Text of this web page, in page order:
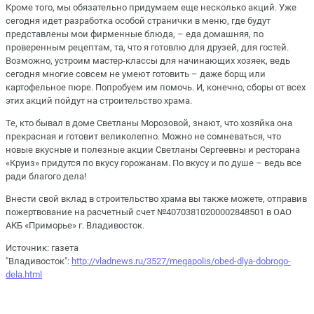
Кроме того, мы обязательно придумаем еще несколько акций. Уже
сегодня идет разработка особой странички в меню, где будут
представлены мои фирменные блюда, – еда домашняя, по
проверенным рецептам, та, что я готовлю для друзей, для гостей.
Возможно, устроим мастер-классы для начинающих хозяек, ведь
сегодня многие совсем не умеют готовить – даже борщ или
картофельное пюре. Попробуем им помочь. И, конечно, сборы от всех
этих акций пойдут на строительство храма.
Те, кто бывал в доме Светланы Морозовой, знают, что хозяйка она
прекрасная и готовит великолепно. Можно не сомневаться, что
новые вкусные и полезные акции Светланы Сергеевны и ресторана
«Круиз» придутся по вкусу горожанам. По вкусу и по душе – ведь все
ради благого дела!
Внести свой вклад в строительство храма вы также можете, отправив
пожертвование на расчетный счет №40703810200002848501 в ОАО
АКБ «Приморье» г. Владивосток.
Источник: газета
"Владивосток": http://vladnews.ru/3527/megapolis/obed-dlya-dobrogo-
dela.html